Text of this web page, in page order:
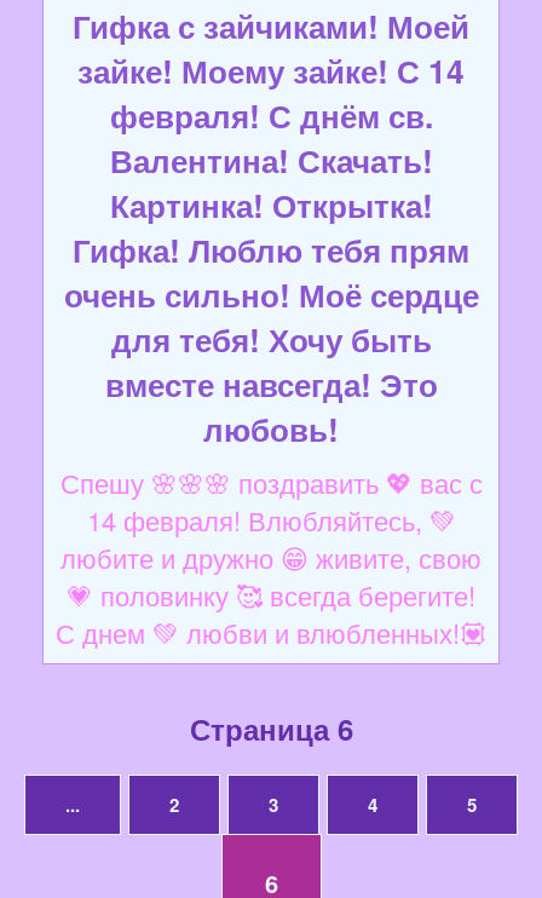
Гифка с зайчиками! Моей
зайке! Моему зайке! С 14
февраля! С днём св.
Валентина! Скачать!
Картинка! Открытка!
Гифка! Люблю тебя прям
очень сильно! Моё сердце
для тебя! Хочу быть
вместе навсегда! Это
любовь!
Спешу 🌸🌸🌸 поздравить 💖 вас с
14 февраля! Влюбляйтесь, 💚
любите и дружно 😁 живите, свою
💗 половинку 🥰 всегда берегите!
С днем 💚 любви и влюбленных!💟
Страница 6
... 2 3 4 5
6